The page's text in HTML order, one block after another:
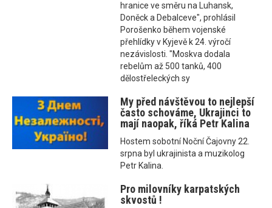
hranice ve směru na Luhansk,
Doněck a Debalceve", prohlásil
Porošenko během vojenské
přehlídky v Kyjevě k 24. výročí
nezávislosti. "Moskva dodala
rebelům až 500 tanků, 400
dělostřeleckých sy
My před návštěvou to nejlepší
často schováme, Ukrajinci to
mají naopak, říká Petr Kalina
Hostem sobotní Noční Čajovny 22.
srpna byl ukrajinista a muzikolog
Petr Kalina.
Pro milovníky karpatských
skvostů !